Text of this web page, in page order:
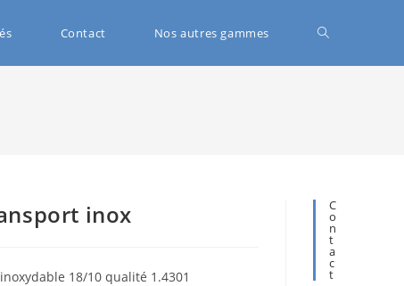
Contact Nos autres gammes
inox
18/10 qualité 1.4301
C
O
N
T
A
C
T